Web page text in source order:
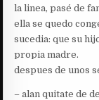
la linea, pasé de
ella se quedo
sucedia: que su
propia madre.
despues de unos
– alan quitate de